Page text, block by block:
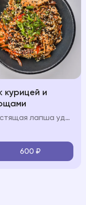
курицей и
хрустящая лапша удон, куриное филе, болгарский перец, шампиньоны, морковь, кабачок, лук перо, кинза, соус "вок", свежая зелень, кунжут
600 ₽